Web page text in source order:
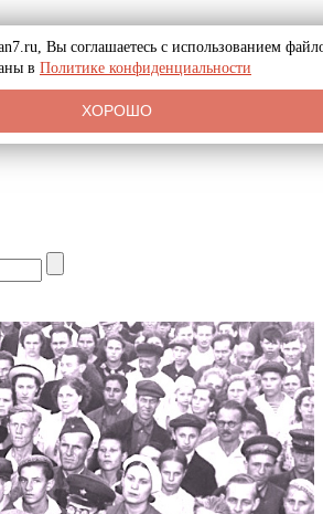
Вы соглашаетесь с использованием
в Политике конфиденциальности
ХОРОШО